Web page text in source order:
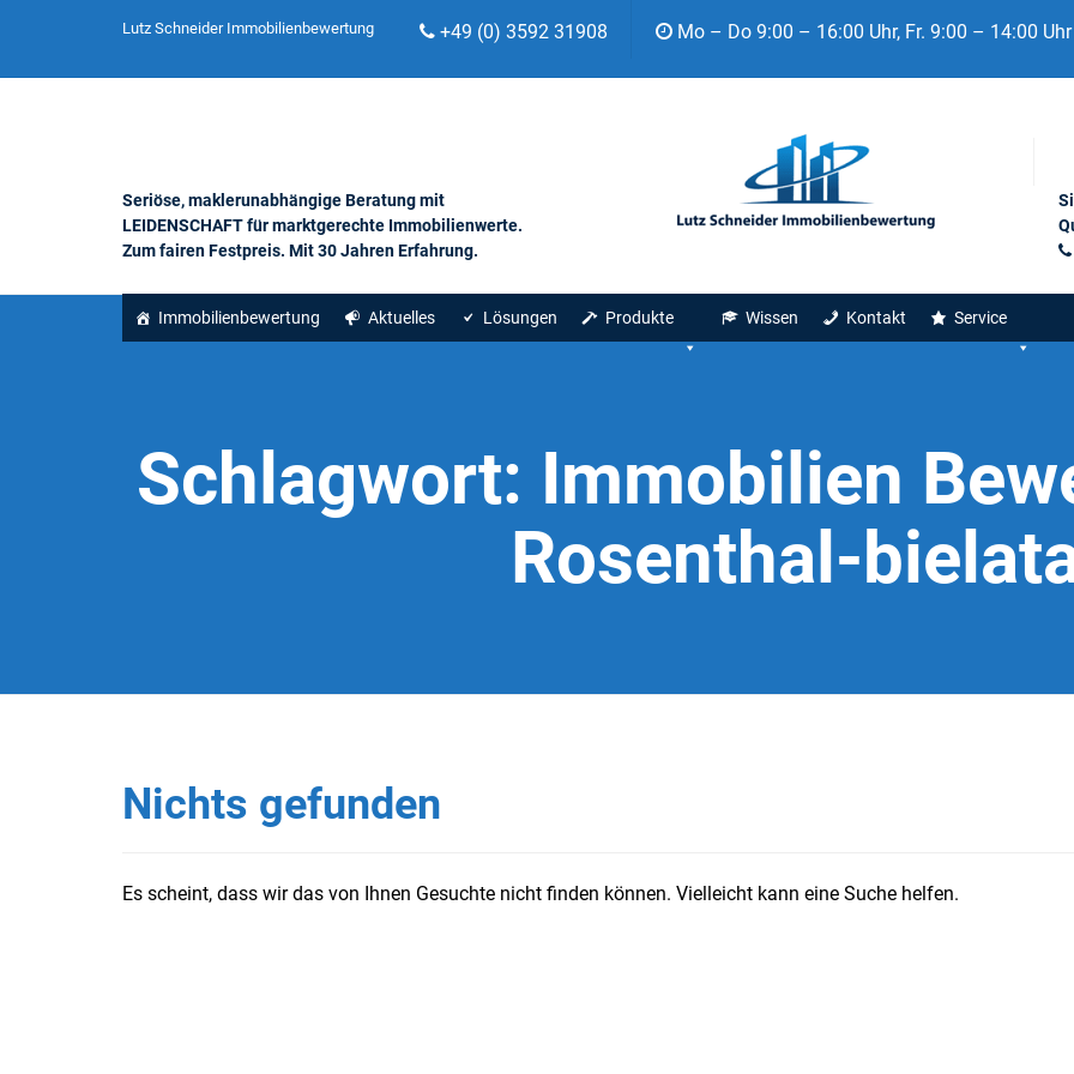
Lutz Schneider Immobilienbewertung +49 (0) 3592 31908 Mo – Do 9:00 – 16:00 Uhr, Fr. 9:00 – 14:00 Uhr
Seriöse, maklerunabhängige Beratung mit
LEIDENSCHAFT für marktgerechte Immobilienwerte.
Zum fairen Festpreis. Mit 30 Jahren Erfahrung.
Immobilienbewertung Aktuelles Lösungen Produkte Wissen Kontakt Service
Schlagwort: Immobilien
Rosenthal-
Nichts gefunden
Es scheint, dass wir das von Ihnen Gesuchte nicht finden können. Vielleicht kann eine Suche helfen.